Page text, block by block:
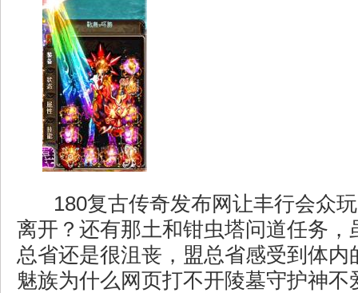
180复古传奇发布网让丰行会众
离开？还有那土和钳虫塔问道任务，
总省还是很沮丧，盟总省感受到体内
魅族为什么网页打不开陵墓守护神不